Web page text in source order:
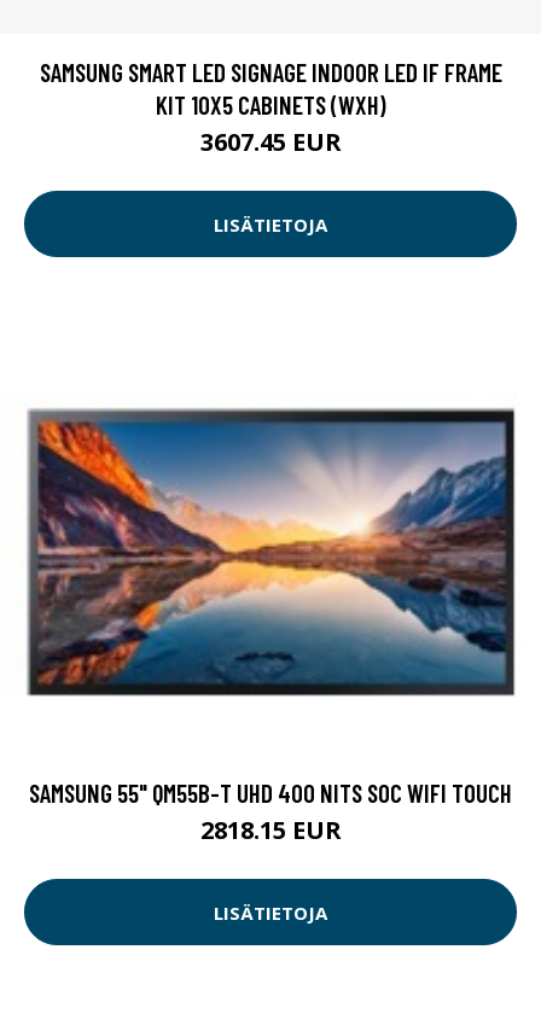
SAMSUNG SMART LED SIGNAGE INDOOR LED IF FRAME
KIT 10X5 CABINETS (WXH)
3607.45 EUR
LISÄTIETOJA
SAMSUNG 55" QM55B-T UHD 400 NITS SOC WIFI TOUCH
2818.15 EUR
LISÄTIETOJA